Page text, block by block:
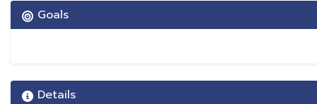
Goals
Details